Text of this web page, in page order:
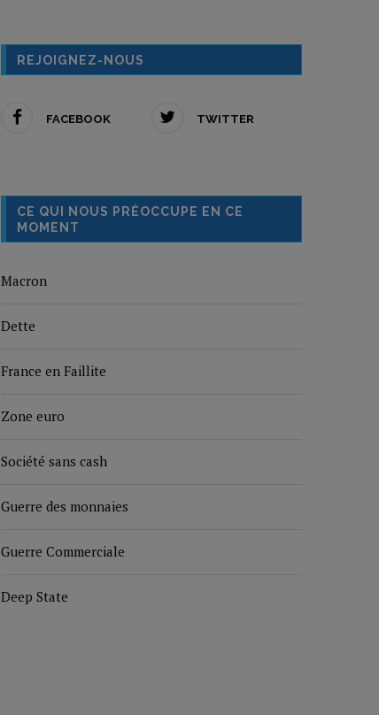
REJOIGNEZ-NOUS
FACEBOOK TWITTER
CE QUI NOUS PRÉOCCUPE EN CE
MOMENT
Macron
Dette
France en Faillite
Zone euro
Société sans cash
Guerre des monnaies
Guerre Commerciale
Deep State